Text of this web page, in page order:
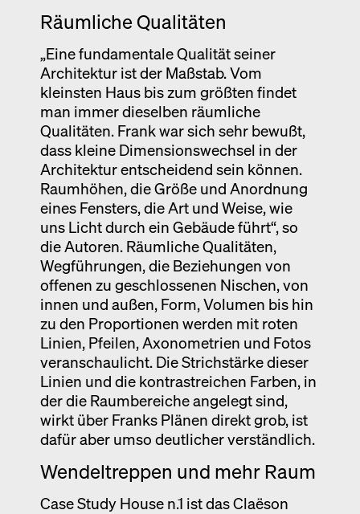
Räumliche Qualitäten
„Eine fundamentale Qualität seiner
Architektur ist der Maßstab. Vom
kleinsten Haus bis zum größten findet
man immer dieselben räumliche
Qualitäten. Frank war sich sehr bewußt,
dass kleine Dimensionswechsel in der
Architektur entscheidend sein können.
Raumhöhen, die Größe und Anordnung
eines Fensters, die Art und Weise, wie
uns Licht durch ein Gebäude führt“, so
die Autoren. Räumliche Qualitäten,
Wegführungen, die Beziehungen von
offenen zu geschlossenen Nischen, von
innen und außen, Form, Volumen bis hin
zu den Proportionen werden mit roten
Linien, Pfeilen, Axonometrien und Fotos
veranschaulicht. Die Strichstärke dieser
Linien und die kontrastreichen Farben, in
der die Raumbereiche angelegt sind,
wirkt über Franks Plänen direkt grob, ist
dafür aber umso deutlicher verständlich.
Wendeltreppen und mehr Raum
Case Study House n.1 ist das Claëson